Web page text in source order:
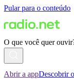
Pular para o conteúdo
O que você quer
Abrir a appDescobrir